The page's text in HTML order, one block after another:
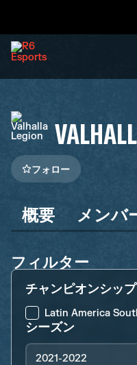
フォロー
概要 メンバ
フィルター
チャンピオンシップ
Latin America
シーズン
2021-2022